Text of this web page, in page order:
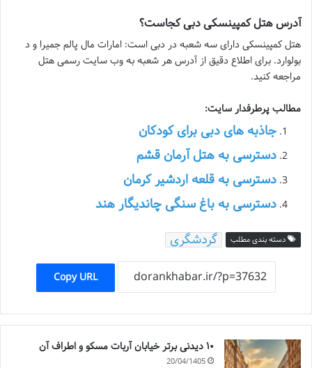
آدرس هتل کمپینسکی دبی کجاست؟
هتل کمپینسکی دارای سه شعبه در دبی است: امارات مال پالم جمیرا و د
بولوارد. برای اطلاع دقیق از آدرس هر شعبه به وب سایت رسمی هتل
مراجعه کنید.
مطالب پرطرفدار سایت:
جاذبه های دبی برای کودکان
دسترسی به هتل آرمان قشم
دسترسی به قلعه اردشیر کرمان
دسترسی به باغ سنگی چاندیگار هند
دسته بندی مطلب گردشگری
Copy URL
۱۰ دیدنی برتر خیابان آربات مسکو و اطراف آن
20/04/1405